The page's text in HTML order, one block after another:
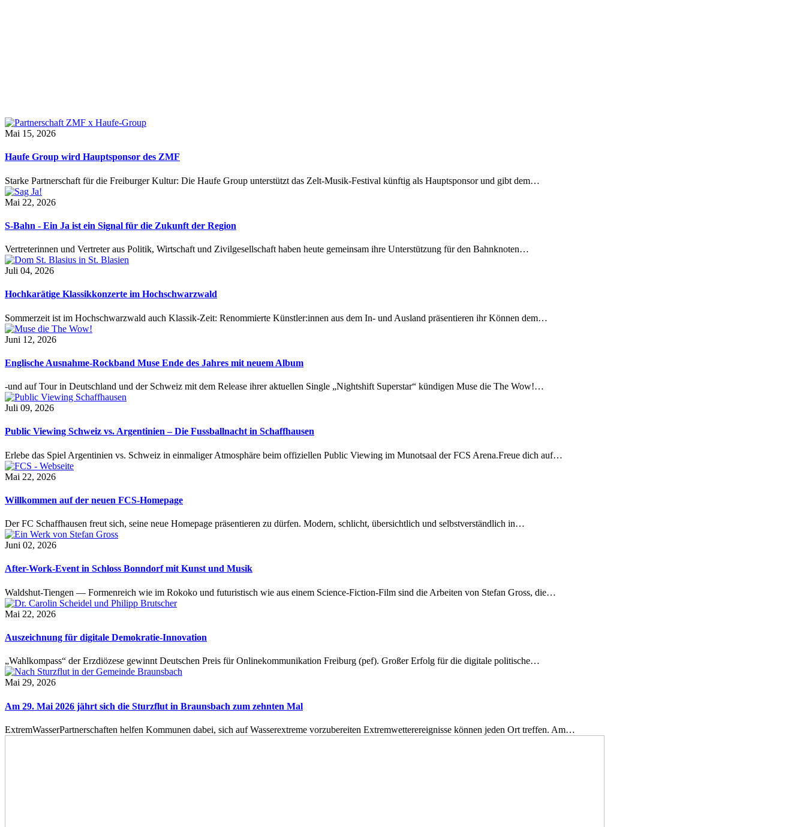
Mai 15, 2026
Haufe Group wird Hauptsponsor des ZMF
Starke Partnerschaft für die Freiburger Kultur: Die Haufe Group unterstützt das Zelt-Musik-Festival künftig als Hauptsponsor und gibt dem…
Mai 22, 2026
S-Bahn - Ein Ja ist ein Signal für die Zukunft der Region
Vertreterinnen und Vertreter aus Politik, Wirtschaft und Zivilgesellschaft haben heute gemeinsam ihre Unterstützung für den Bahnknoten…
Juli 04, 2026
Hochkarätige Klassikkonzerte im Hochschwarzwald
Sommerzeit ist im Hochschwarzwald auch Klassik-Zeit: Renommierte Künstler:innen aus dem In- und Ausland präsentieren ihr Können dem…
Juni 12, 2026
Englische Ausnahme-Rockband Muse Ende des Jahres mit neuem Album
-und auf Tour in Deutschland und der Schweiz mit dem Release ihrer aktuellen Single „Nightshift Superstar“ kündigen Muse die The Wow!…
Juli 09, 2026
Public Viewing Schweiz vs. Argentinien – Die Fussballnacht in Schaffhausen
Erlebe das Spiel Argentinien vs. Schweiz in einmaliger Atmosphäre beim offiziellen Public Viewing im Munotsaal der FCS Arena.Freue dich auf…
Mai 22, 2026
Willkommen auf der neuen FCS-Homepage
Der FC Schaffhausen freut sich, seine neue Homepage präsentieren zu dürfen. Modern, schlicht, übersichtlich und selbstverständlich in…
Juni 02, 2026
After-Work-Event in Schloss Bonndorf mit Kunst und Musik
Waldshut-Tiengen — Formenreich wie im Rokoko und futuristisch wie aus einem Science-Fiction-Film sind die Arbeiten von Stefan Gross, die…
Mai 22, 2026
Auszeichnung für digitale Demokratie-Innovation
„Wahlkompass“ der Erzdiözese gewinnt Deutschen Preis für Onlinekommunikation Freiburg (pef). Großer Erfolg für die digitale politische…
Mai 29, 2026
Am 29. Mai 2026 jährt sich die Sturzflut in Braunsbach zum zehnten Mal
ExtremWasserPartnerschaften helfen Kommunen dabei, sich auf Wasserextreme vorzubereiten Extremwetterereignisse können jeden Ort treffen. Am…